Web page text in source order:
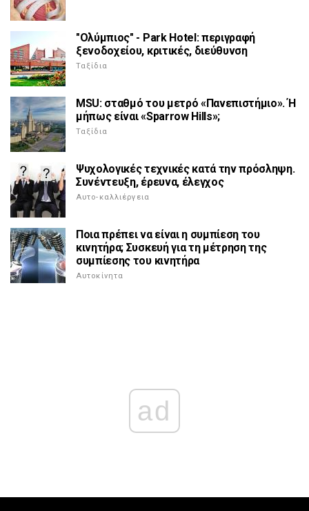
"Ολύμπιος" - Park Hotel: περιγραφή
ξενοδοχείου, κριτικές, διεύθυνση
Ταξίδια
MSU: σταθμό του μετρό «Πανεπιστήμιο». Ή
μήπως είναι «Sparrow Hills»;
Ταξίδια
Ψυχολογικές τεχνικές κατά την πρόσληψη.
Συνέντευξη, έρευνα, έλεγχος
Αυτο-καλλιέργεια
Ποια πρέπει να είναι η συμπίεση του
κινητήρα; Συσκευή για τη μέτρηση της
συμπίεσης του κινητήρα
Αυτοκίνητα
ad